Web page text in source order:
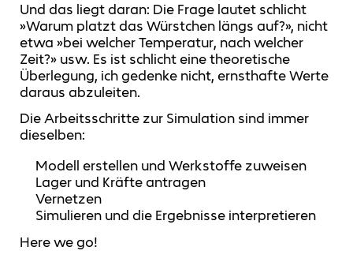
Und das liegt daran: Die Frage lautet schlicht
»Warum platzt das Würstchen längs auf?», nicht
etwa »bei welcher Temperatur, nach welcher
Zeit?» usw. Es ist schlicht eine theoretische
Überlegung, ich gedenke nicht, ernsthafte Werte
daraus abzuleiten.
Die Arbeitsschritte zur Simulation sind immer
dieselben:
Modell erstellen und Werkstoffe zuweisen
Lager und Kräfte antragen
Vernetzen
Simulieren und die Ergebnisse interpretieren
Here we go!